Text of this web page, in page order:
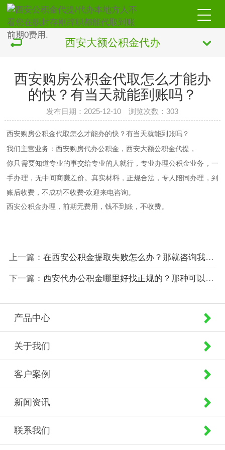
西安大额公积金代办
西安购房公积金代取怎么才能办
的快？有当天就能到账吗？
发布日期：2025-12-10 浏览次数：303
西安购房公积金代取怎么才能办的快？有当天就能到账吗？
我们主营业务： 西安购房代办公积金， 西安大额公积金代提，
你只需要知道专业的事交给专业的人就行，专业办理公积金业务，一
手办理，无中间商赚差价。真实材料，正规合法，专人陪同办理，到
账后收费，不成功不收费-欢迎来电咨询。
西安公积金办理，前期无费用，钱不到账，不收费。
上一篇： 在西安公积金提取失败怎么办？那就咨询我，为你解答你的问题。
下一篇： 西安代办公积金哪里好找正规的？那种可以直接拿钱的公司。
产品中心
关于我们
客户案例
新闻资讯
联系我们